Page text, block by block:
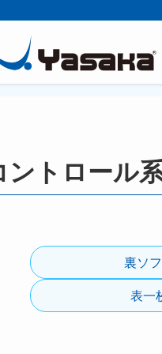
ントロール
裏ソ
表一